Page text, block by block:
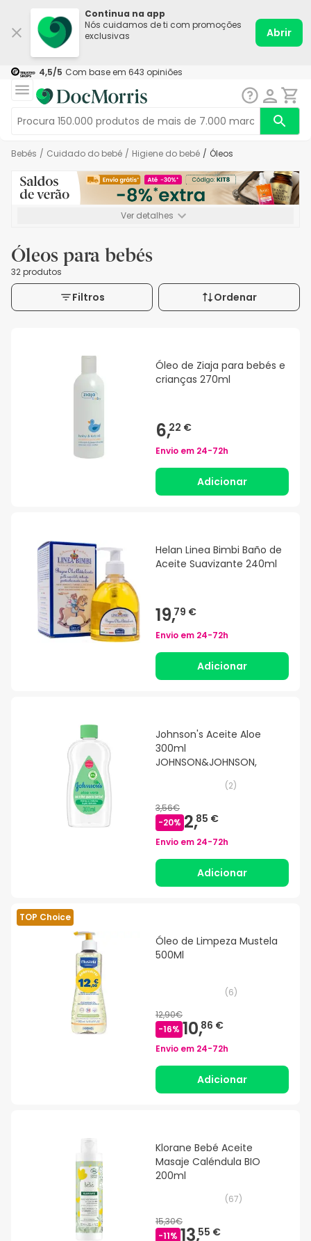
Continua na app
Nós cuidamos de ti com promoções
exclusivas
Abrir
4,5/5 Com base em 643 opiniões
Bebés / Cuidado do bebé / Higiene do bebé / Óleos
Ver detalhes
Óleos para bebés
32 produtos
Filtros Ordenar
Óleo de Ziaja para bebés e
crianças 270ml
6,22 €
Envio em 24-72h
Adicionar
Helan Linea Bimbi Baño de
Aceite Suavizante 240ml
19,79 €
Envio em 24-72h
Adicionar
Johnson's Aceite Aloe
300ml
JOHNSON&JOHNSON,
(2)
3,56€
-20% 2,85 €
Envio em 24-72h
Adicionar
TOP Choice
Óleo de Limpeza Mustela
500Ml
(6)
12,90€
-16% 10,86 €
Envio em 24-72h
Adicionar
Klorane Bebé Aceite
Masaje Caléndula BIO
200ml
(67)
15,30€
-11% 13,55 €